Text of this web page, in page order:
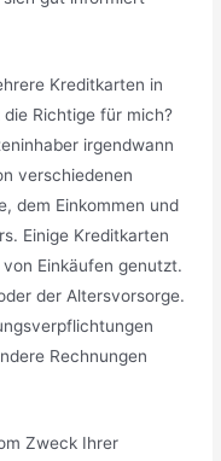
Kreditkarten in
Richtige für mich?
irgendwann
verschiedenen
dem Einkommen und
Einige Kreditkarten
Einkäufen genutzt.
der Altersvorsorge.
Rechnungen
Zweck Ihrer